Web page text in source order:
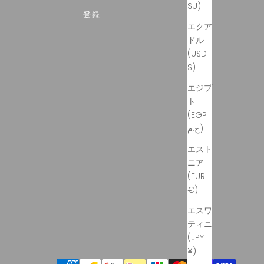
$U)
エクア
ドル
(USD
$)
エジプ
ト
(EGP
ج.م)
エスト
ニア
(EUR
€)
エスワ
ティニ
(JPY
¥)
登録